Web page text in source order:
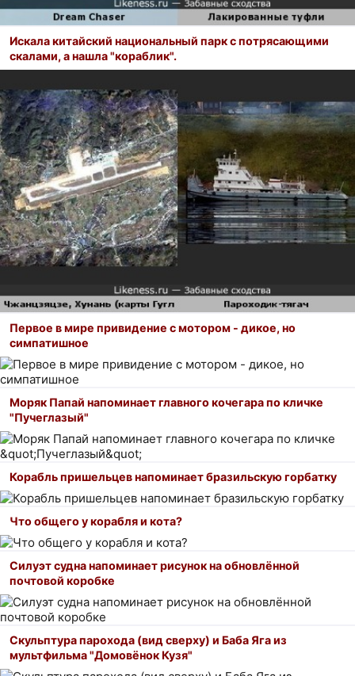
Искала китайский национальный парк с потрясающими
скалами, а нашла "кораблик".
Первое в мире привидение с мотором - дикое, но
симпатишное
Моряк Папай напоминает главного кочегара по кличке
"Пучеглазый"
Корабль пришельцев напоминает бразильскую горбатку
Что общего у корабля и кота?
Силуэт судна напоминает рисунок на обновлённой
почтовой коробке
Скульптура парохода (вид сверху) и Баба Яга из
мультфильма "Домовёнок Кузя"